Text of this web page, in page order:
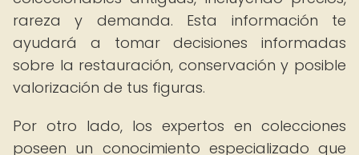
rareza y demanda. Esta información te
ayudará a tomar decisiones informadas
sobre la restauración, conservación y posible
valorización de tus figuras.
Por otro lado, los expertos en colecciones
poseen un conocimiento especializado que